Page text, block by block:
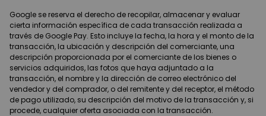
Google se reserva el derecho de recopilar, almacenar y evaluar
cierta información específica de cada transacción realizada a
través de Google Pay. Esto incluye la fecha, la hora y el monto de la
transacción, la ubicación y descripción del comerciante, una
descripción proporcionada por el comerciante de los bienes o
servicios adquiridos, las fotos que haya adjuntado a la
transacción, el nombre y la dirección de correo electrónico del
vendedor y del comprador, o del remitente y del receptor, el método
de pago utilizado, su descripción del motivo de la transacción y, si
procede, cualquier oferta asociada con la transacción.